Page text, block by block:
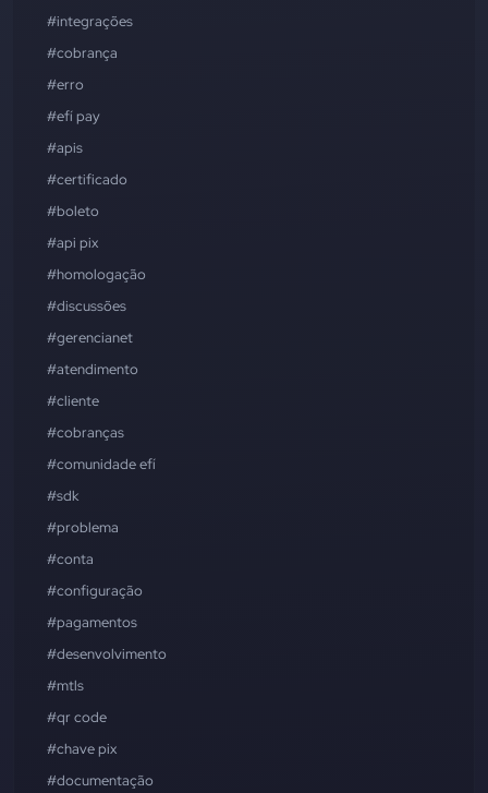
#integrações
#cobrança
#erro
#efí pay
#apis
#certificado
#boleto
#api pix
#homologação
#discussões
#gerencianet
#atendimento
#cliente
#cobranças
#comunidade efí
#sdk
#problema
#conta
#configuração
#pagamentos
#desenvolvimento
#mtls
#qr code
#chave pix
#documentação